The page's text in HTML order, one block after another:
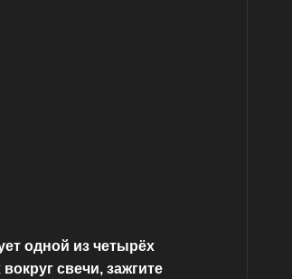
одной из четырёх
свечи, зажгите